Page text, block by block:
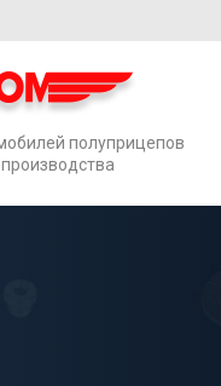
полуприцепов